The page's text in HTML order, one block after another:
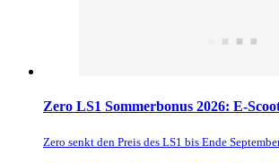
Zero LS1 Sommerbonus 2026: E-
Zero senkt den Preis des LS1 bis Ende